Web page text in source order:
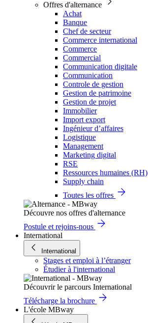
Offres d'alternance
Achat
Banque
Chef de secteur
Commerce international
Commerce
Commercial
Communication digitale
Communication
Controle de gestion
Gestion de patrimoine
Gestion de projet
Immobilier
Import export
Ingénieur d’affaires
Logistique
Management
Marketing digital
RSE
Ressources humaines (RH)
Supply chain
Toutes les offres
Découvre nos offres d'alternance
Postule et rejoins-nous
International
International
Stages et emploi à l’étranger
Étudier à l'international
Découvrir le parcours International
Télécharge la brochure
L'école MBway